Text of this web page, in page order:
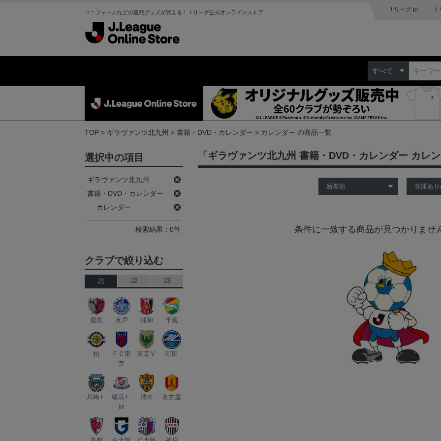
ユニフォームなどの観戦グッズが買える！Ｊリーグ公式オンラインストア Ｊリーグ.jp
すべて
TOP ギラヴァンツ北九州 書籍・DVD・カレンダー カレンダー の商品一覧
「ギラヴァンツ北九州 書籍・DVD・カレンダー カレ
条件に一致する商品が見つかりませ
選択中の項目
ギラヴァンツ北九州
書籍・DVD・カレンダー
カレンダー
検索結果：0件
クラブで絞り込む
J1 J2 J3
鹿島 水戸 浦和 千葉
柏
ＦＣ東
京
東京Ｖ 町田
川崎Ｆ
横浜Ｆ
Ｍ
清水 名古屋